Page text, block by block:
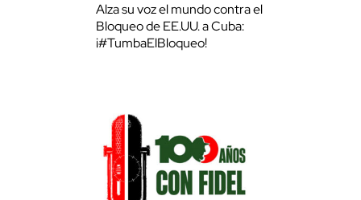
Alza su voz el mundo contra el
Bloqueo de EE.UU. a Cuba:
¡#TumbaElBloqueo!